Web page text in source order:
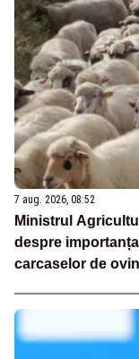
7 aug. 2026, 08:52
Ministrul
despre
carcaselor de